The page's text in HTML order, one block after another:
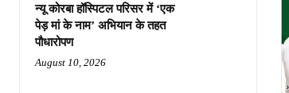
न्यू कोरबा हॉस्पिटल परिसर में ‘एक
पेड़ मां के नाम’ अभियान के तहत
पौधारोपण
August 10, 2026